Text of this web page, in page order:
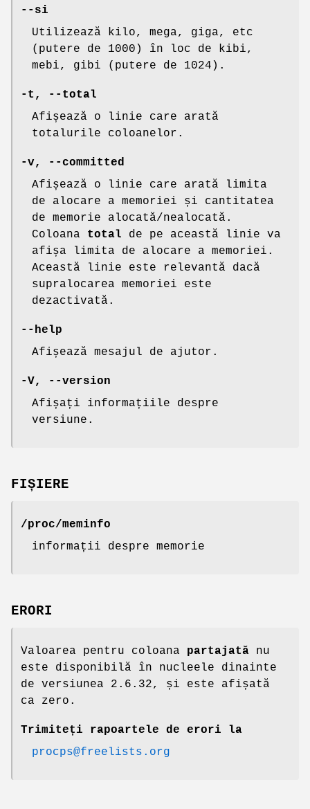
--si
Utilizează kilo, mega, giga, etc
(putere de 1000) în loc de kibi,
mebi, gibi (putere de 1024).
-t ,
--total
Afișează o linie care arată
totalurile coloanelor.
-v,
--committed
Afișează o linie care arată limita
de alocare a memoriei și cantitatea
de memorie alocată/nealocată.
Coloana total de pe această linie va
afișa limita de alocare a memoriei.
Această linie este relevantă dacă
supralocarea memoriei este
dezactivată.
--help
Afișează mesajul de ajutor.
-V,
--version
Afișați informațiile despre
versiune.
FIȘIERE
/proc/meminfo
informații despre memorie
ERORI
Valoarea pentru coloana partajată nu
este disponibilă în nucleele dinainte
de versiunea 2.6.32, și este afișată
ca zero.
Trimiteți rapoartele de erori la
procps@freelists.org